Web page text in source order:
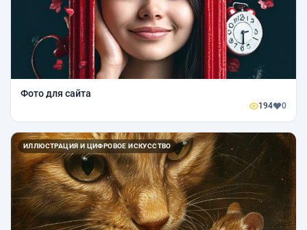
Фото для сайта
194 0
ИЛЛЮСТРАЦИЯ И ЦИФРОВОЕ ИСКУССТВО